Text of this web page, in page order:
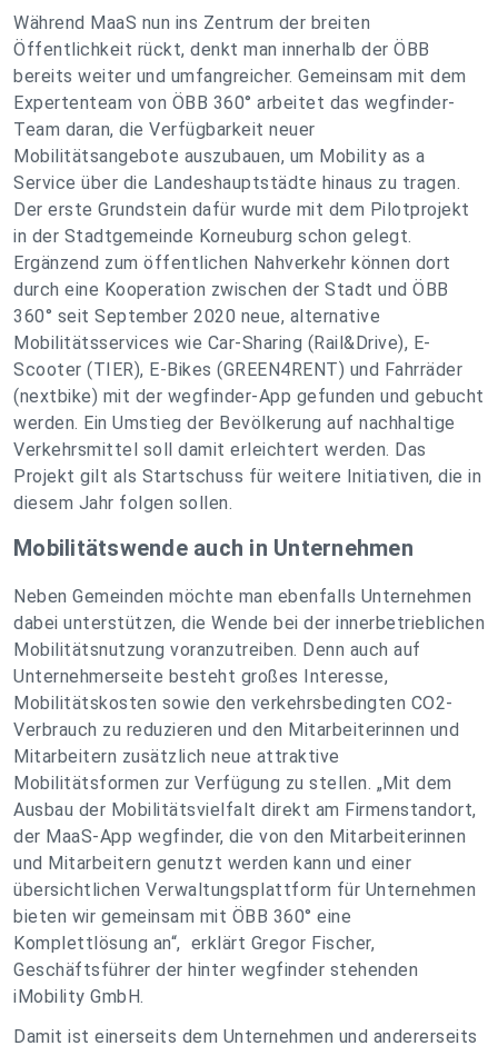
Während MaaS nun ins Zentrum der breiten
Öffentlichkeit rückt, denkt man innerhalb der ÖBB
bereits weiter und umfangreicher. Gemeinsam mit dem
Expertenteam von ÖBB 360° arbeitet das wegfinder-
Team daran, die Verfügbarkeit neuer
Mobilitätsangebote auszubauen, um Mobility as a
Service über die Landeshauptstädte hinaus zu tragen.
Der erste Grundstein dafür wurde mit dem Pilotprojekt
in der Stadtgemeinde Korneuburg schon gelegt.
Ergänzend zum öffentlichen Nahverkehr können dort
durch eine Kooperation zwischen der Stadt und ÖBB
360° seit September 2020 neue, alternative
Mobilitätsservices wie Car-Sharing (Rail&Drive), E-
Scooter (TIER), E-Bikes (GREEN4RENT) und Fahrräder
(nextbike) mit der wegfinder-App gefunden und gebucht
werden. Ein Umstieg der Bevölkerung auf nachhaltige
Verkehrsmittel soll damit erleichtert werden. Das
Projekt gilt als Startschuss für weitere Initiativen, die in
diesem Jahr folgen sollen.
Mobilitätswende auch in Unternehmen
Neben Gemeinden möchte man ebenfalls Unternehmen
dabei unterstützen, die Wende bei der innerbetrieblichen
Mobilitätsnutzung voranzutreiben. Denn auch auf
Unternehmerseite besteht großes Interesse,
Mobilitätskosten sowie den verkehrsbedingten CO2-
Verbrauch zu reduzieren und den Mitarbeiterinnen und
Mitarbeitern zusätzlich neue attraktive
Mobilitätsformen zur Verfügung zu stellen. „Mit dem
Ausbau der Mobilitätsvielfalt direkt am Firmenstandort,
der MaaS-App wegfinder, die von den Mitarbeiterinnen
und Mitarbeitern genutzt werden kann und einer
übersichtlichen Verwaltungsplattform für Unternehmen
bieten wir gemeinsam mit ÖBB 360° eine
Komplettlösung an“, erklärt Gregor Fischer,
Geschäftsführer der hinter wegfinder stehenden
iMobility GmbH.
Damit ist einerseits dem Unternehmen und andererseits